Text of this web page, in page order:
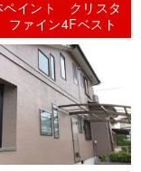
イント クリスタ
ァイン4Fベスト